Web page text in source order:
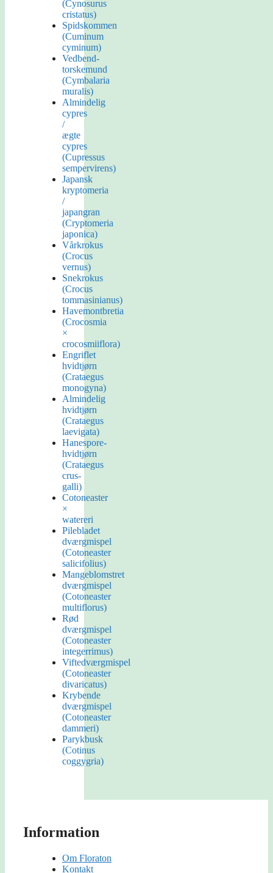
(Cynosurus
cristatus)
Spidskommen
(Cuminum
cyminum)
Vedbend-
torskemund
(Cymbalaria
muralis)
Almindelig
cypres
/
ægte
cypres
(Cupressus
sempervirens)
Japansk
kryptomeria
/
japangran
(Cryptomeria
japonica)
Vårkrokus
(Crocus
vernus)
Snekrokus
(Crocus
tommasinianus)
Havemontbretia
(Crocosmia
×
crocosmiiflora)
Engriflet
hvidtjørn
(Crataegus
monogyna)
Almindelig
hvidtjørn
(Crataegus
laevigata)
Hanespore-
hvidtjørn
(Crataegus
crus-
galli)
Cotoneaster
×
watereri
Pilebladet
dværgmispel
(Cotoneaster
salicifolius)
Mangeblomstret
dværgmispel
(Cotoneaster
multiflorus)
Rød
dværgmispel
(Cotoneaster
integerrimus)
Viftedværgmispel
(Cotoneaster
divaricatus)
Krybende
dværgmispel
(Cotoneaster
dammeri)
Parykbusk
(Cotinus
coggygria)
Information
Om Floraton
Kontakt